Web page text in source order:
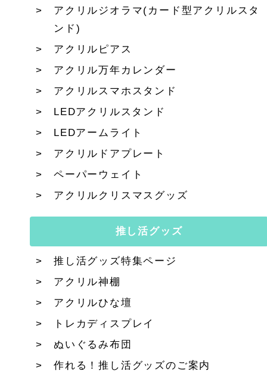
アクリルジオラマ(カード型アクリルスタ
ンド)
アクリルピアス
アクリル万年カレンダー
アクリルスマホスタンド
LEDアクリルスタンド
LEDアームライト
アクリルドアプレート
ペーパーウェイト
アクリルクリスマスグッズ
推し活グッズ
推し活グッズ特集ページ
アクリル神棚
アクリルひな壇
トレカディスプレイ
ぬいぐるみ布団
作れる！推し活グッズのご案内